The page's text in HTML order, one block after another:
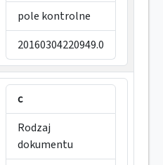
pole kontrolne
20160304220949.0
c
Rodzaj
dokumentu